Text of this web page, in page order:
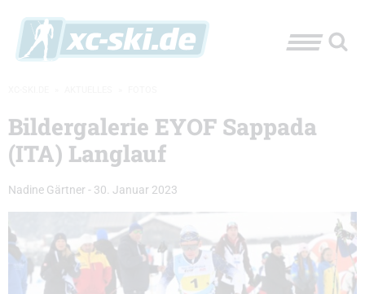
Bildergalerie EYOF Sappada
(ITA) Langlauf
Nadine Gärtner - 30. Januar 2023